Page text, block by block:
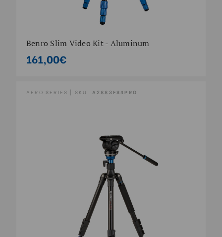
Benro Slim Video Kit - Aluminum
161,00€
AERO SERIES | SKU: A2883FS4PRO